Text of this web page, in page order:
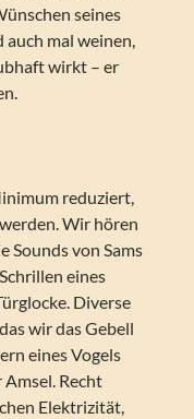
seines
auch mal weinen,
wirkt – er
reduziert,
Wir hören
Sounds von Sams
eines
Diverse
wir das Gebell
eines Vogels
Amsel. Recht
Elektrizität,